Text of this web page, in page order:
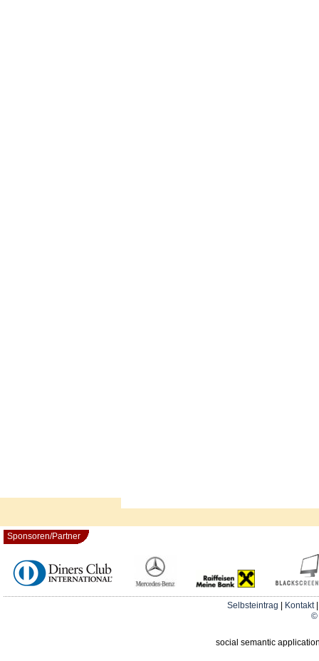
Sponsoren/Partner
Selbsteintrag Kontakt
©
social semantic